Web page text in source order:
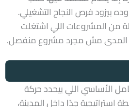
بيزود فرص النجاح التشغيلي.
من المشروعات اللي اشتغلت
الأساسي اللي بيحدد حركة
رايز 6 أكتوبر اتبنى في نقطة استراتيجية جدًا داخل المدينة،